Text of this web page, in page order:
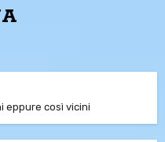
eppure così vicini